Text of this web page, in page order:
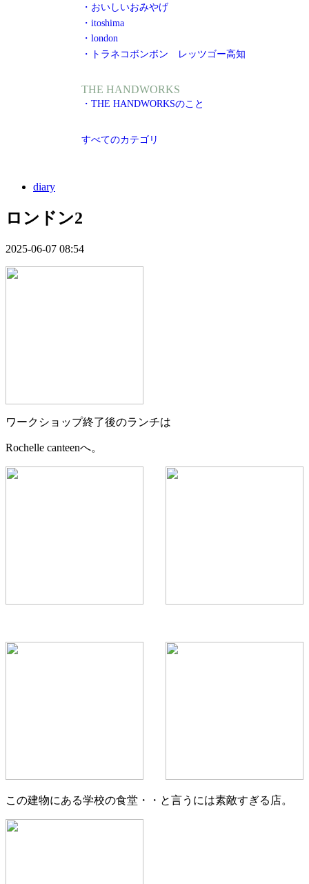
・おいしいおみやげ
・itoshima
・london
・トラネコボンボン レッツゴー高知
THE HANDWORKS
・THE HANDWORKSのこと
すべてのカテゴリ
diary
ロンドン2
2025-06-07 08:54
ワークショップ終了後のランチは
Rochelle canteenへ。
この建物にある学校の食堂・・と言うには素敵すぎる店。